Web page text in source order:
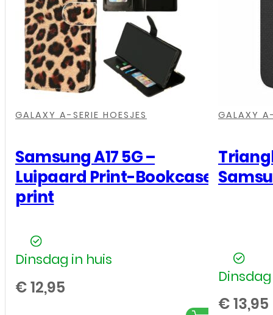
A56
–
Transparant
aantal
GALAXY A-SERIE HOESJES
Samsung A17 5G –
Luipaard Print-Bookcase
print
Dinsdag in huis
€12,95
GALAXY
€13,95